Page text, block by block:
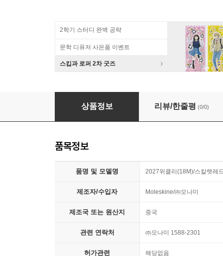
2학기 스터디 완벽 공략
문학 디퓨저 사은품 이벤트
스킵과 로퍼 2차 굿즈
2027위클리(18M)/스칼렛레드 하드 L
상품정보 리뷰/한줄평 (0/0)
품목정보
품명 및 모델명 2027위클리(18M)/스칼렛레
제조자/수입자 Moleskine/㈜모나미
제조국 또는 원산지 중국
관련 연락처 ㈜모나미 1588-2301
허가관련 해당없음